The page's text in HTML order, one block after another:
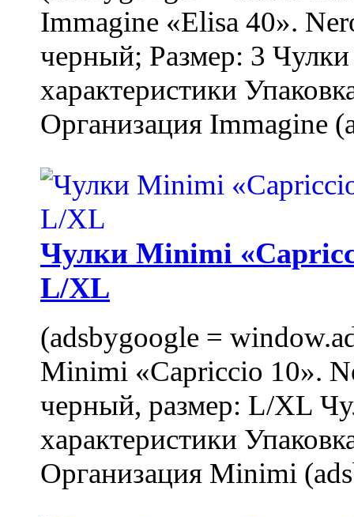
Immagine «Elisa 40».
черный; Размер: 3
характеристики
Организация Immagine
Чулки Minimi
L/XL
(adsbygoogle =
Minimi «Capriccio 10».
черный, размер: L/XL
характеристики
Организация Minimi